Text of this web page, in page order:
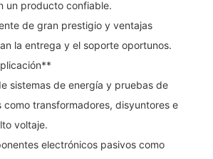
un producto confiable.
de gran prestigio y ventajas
la entrega y el soporte oportunos.
sistemas de energía y pruebas de
como transformadores, disyuntores e
voltaje.
electrónicos pasivos como